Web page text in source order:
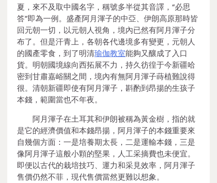
夏，來不及取中國名字，稱號多半從其音譯，“必思
答”即為一例。盛產阿月渾子的中亞、伊朗高原那時皆
回元朝一切，以元朝人視角，境內已然有阿月渾子分
布了。但是汗青上，各朝各代邊境多有變更，元朝人
的國產零食，到了明清瑜伽教室能夠又釀成了入口
貨。明朝國境線向西拓展不力，持久彷徨于今新疆哈
密到甘肅嘉峪關之間，境內有無阿月渾子蒔植難說得
很。清朝新疆即使有阿月渾子，斟酌到昂揚的生孩子
本錢，範圍當也不年夜。
阿月渾子在土耳其和伊朗被稱為黃金樹，指的就
是它的經濟價值和本錢昂揚，阿月渾子的本錢重要來
自幾個方面：一是培養期太長，二是運輸本錢，三是
像阿月渾子這般小顆的堅果，人工采摘費也未便宜。
即便以古代的栽培技巧、運力和采見效率，阿月渾子
售價仍然不菲，現代售價當然更難以想象。